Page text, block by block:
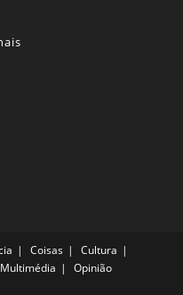
Coisas
Cultura
Multimédia Opinião